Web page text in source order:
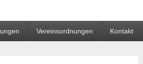
e. V.
Vereinsordnungen Kontakt